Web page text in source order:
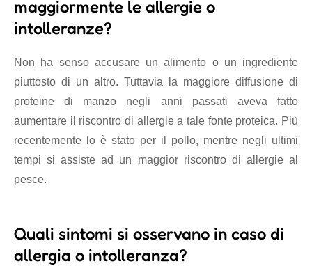
maggiormente le allergie o
intolleranze?
Non ha senso accusare un alimento o un ingrediente
piuttosto di un altro. Tuttavia la maggiore diffusione di
proteine di manzo negli anni passati aveva fatto
aumentare il riscontro di allergie a tale fonte proteica. Più
recentemente lo è stato per il pollo, mentre negli ultimi
tempi si assiste ad un maggior riscontro di allergie al
pesce.
Quali sintomi si osservano in caso di
allergia o intolleranza?